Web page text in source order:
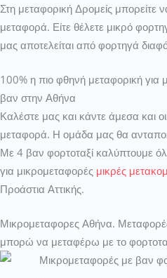
Στη μεταφορική Δρομείς μπορείτε
μεταφορά. Είτε θέλετε μικρό
μας αποτελείται από φορτηγά
100% η πιο φθηνή μεταφορική για
βαν στην Αθήνα
Καλέστε μας και κάντε άμεσα και
μεταφορά. Η ομάδα μας θα
Με 4 βαν φορτοταξί καλύπτουμε
για μικρομεταφορές μικρές
Προάστια Αττικής.
Μικρομεταφορες Αθήνα.
μπορώ να μεταφέρω με το